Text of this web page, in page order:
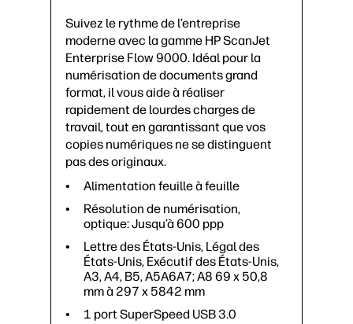
Suivez le rythme de l’entreprise
moderne avec la gamme HP ScanJet
Enterprise Flow 9000. Idéal pour la
numérisation de documents grand
format, il vous aide à réaliser
rapidement de lourdes charges de
travail, tout en garantissant que vos
copies numériques ne se distinguent
pas des originaux.
Alimentation feuille à feuille
Résolution de numérisation,
optique: Jusqu’à 600 ppp
Lettre des États-Unis, Légal des
États-Unis, Exécutif des États-Unis,
A3, A4, B5, A5A6A7; A8 69 x 50,8
mm à 297 x 5842 mm
1 port SuperSpeed USB 3.0